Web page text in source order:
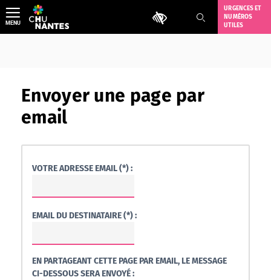
Aller
au
contenu
Outils d'accessibilité
URGENCES ET
NUMÉROS
UTILES
MENU
Envoyer une page par
email
VOTRE ADRESSE EMAIL (*) :
EMAIL DU DESTINATAIRE (*) :
EN PARTAGEANT CETTE PAGE PAR EMAIL, LE MESSAGE
CI-DESSOUS SERA ENVOYÉ :